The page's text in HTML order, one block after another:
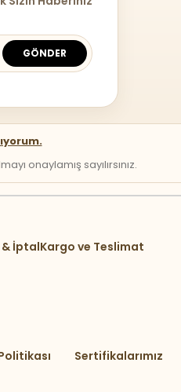
GÖNDER
onaylamış sayılırsınız.
İptalKargo ve Teslimat
Sertifikalarımız